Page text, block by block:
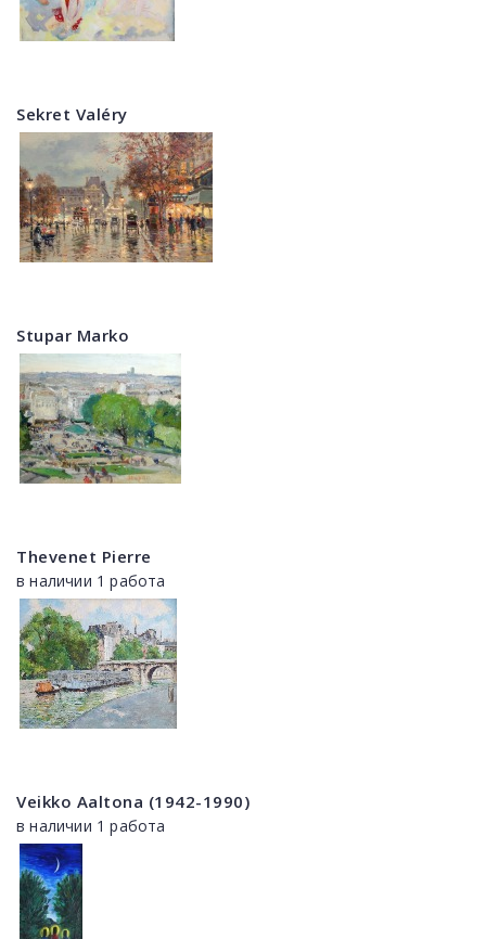
Sekret Valéry
Stupar Marko
Thevenet Pierre
в наличии 1 работа
Veikko Aaltona (1942-1990)
в наличии 1 работа